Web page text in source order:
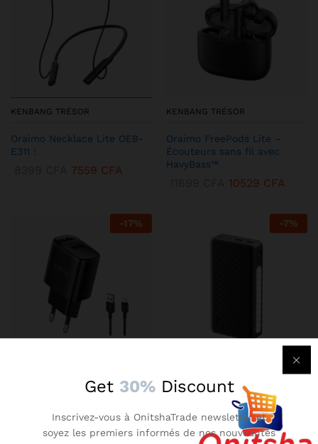
KENBANG TRÉSOR
Oraimo Necklace Lite OEB-
E311 :
7559 CFA
KENBANG TRÉSOR
Oraimo FreePods Lite –
Écouteurs sans fil avec
HavyBass™
10529 CFA
-17%
Chargeur Mural Oraimo 2A –
AniFast™
2899CFA 2609CFA
-7%
Oraimo Traveler 3 Lit –
Batterie Externe 27000 mAh
Ultra-Puissante
14899CFA 13409CFA
Get 30% Discount
Inscrivez-vous à OnitshaTrade newsletter et
soyez les premiers informés de nos nouveautés